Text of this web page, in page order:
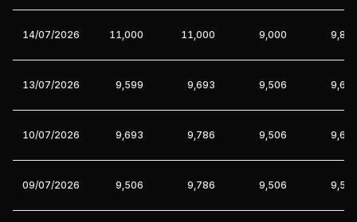
14/07/2026 11,000 11,000 9,000
13/07/2026 9,599 9,693 9,506
10/07/2026 9,693 9,786 9,506
09/07/2026 9,506 9,786 9,506